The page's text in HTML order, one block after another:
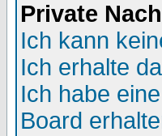
Private
Ich kann
Ich erhalte
Ich habe
Board